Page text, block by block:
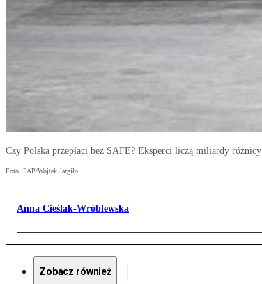
Czy Polska przepłaci bez SAFE? Eksperci liczą miliardy różnicy
Foto: PAP/Wojtek Jargiło
Anna Cieślak-Wróblewska
Zobacz również